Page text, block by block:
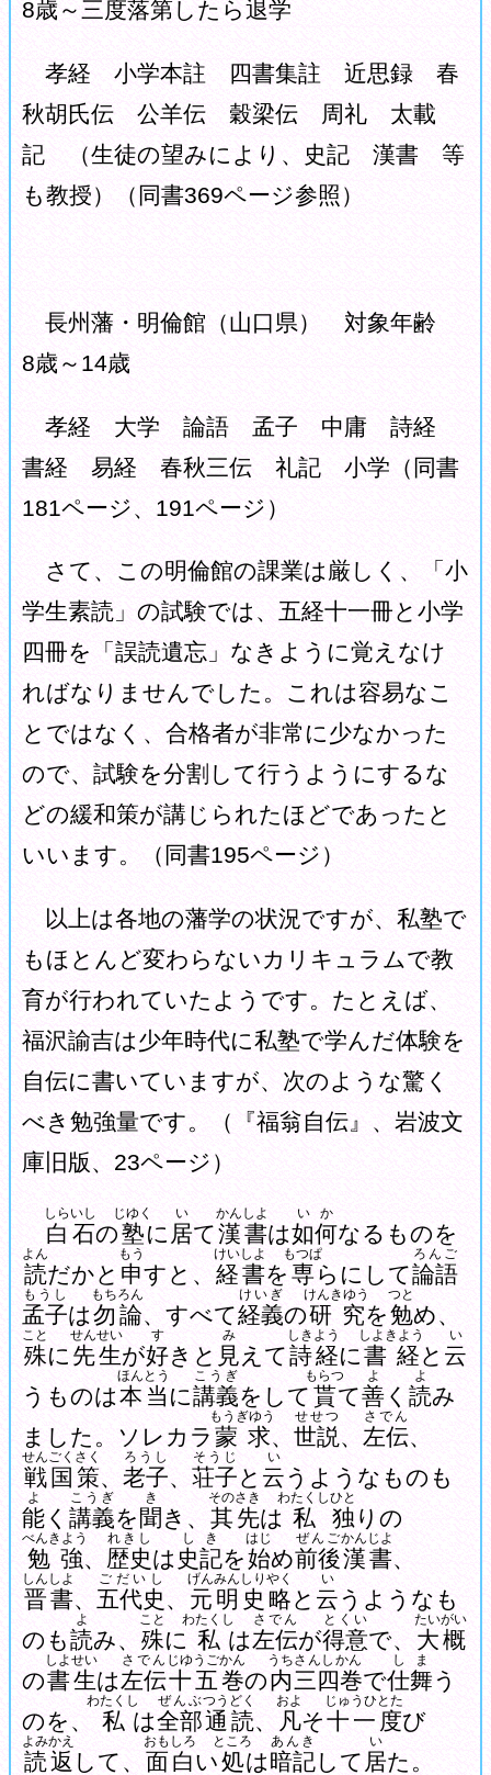
8歳～三度落第したら退学
孝経 小学本註 四書集註 近思録 春
秋胡氏伝 公羊伝 穀梁伝 周礼 太載
記 （生徒の望みにより、史記 漢書 等
も教授）（同書369ページ参照）
長州藩・明倫館（山口県） 対象年齢
8歳～14歳
孝経 大学 論語 孟子 中庸 詩経
書経 易経 春秋三伝 礼記 小学（同書
181ページ、191ページ）
さて、この明倫館の課業は厳しく、「小
学生素読」の試験では、五経十一冊と小学
四冊を「誤読遺忘」なきように覚えなけ
ればなりませんでした。これは容易なこ
とではなく、合格者が非常に少なかった
ので、試験を分割して行うようにするな
どの緩和策が講じられたほどであったと
いいます。（同書195ページ）
以上は各地の藩学の状況ですが、私塾で
もほとんど変わらないカリキュラムで教
育が行われていたようです。たとえば、
福沢諭吉は少年時代に私塾で学んだ体験を
自伝に書いていますが、次のような驚く
べき勉強量です。（『福翁自伝』、岩波文
庫旧版、23ページ）
白石
しらいし
の塾
じゆく
に 居
い
て漢書
かんしよ
は如何
いか
なるものを
読
よん
だかと 申
もう
すと、 経書
けいしよ
を 専
もつぱ
らにして論語
ろんご
孟子
もうし
は勿論
もちろん
、すべて経義
けいぎ
の研究
けんきゆう
を勉
つと
め、
殊
こと
に 先生
せんせい
が好
す
きと 見
み
えて詩経
しきよう
に 書経
しよきよう
と 云
い
うものは本当
ほんとう
に講義
こうぎ
をして 貰
もらつ
て善
よ
く 読
よ
み
ました。ソレカラ 蒙求
もうぎゆう
、 世説
せせつ
、 左伝
さでん
、
戦国策
せんごくさく
、 老子
ろうし
、 荘子
そうじ
と 云
い
うようなものも
能
よ
く 講義
こうぎ
を 聞
き
き、 其先
そのさき
は 私
わたくし
独
ひと
りの
勉強
べんきよう
、 歴史
れきし
は 史記
しき
を始
はじ
め前後
ぜんご
漢書
かんじよ
、
晋書
しんしよ
、 五代史
ごだいし
、 元明史略
げんみんしりやく
と 云
い
うようなも
のも読
よ
み、 殊
こと
に 私
わたくし
は左伝
さでん
が得意
とくい
で、 大概
たいがい
の書生
しよせい
は左伝
さでん
十五巻
じゆうごかん
の内
うち
三四巻
さんしかん
で仕舞
しま
う
のを、
私
わたくし
は全部
ぜんぶ
通読
つうどく
、 凡
およ
そ十一度
じゅうひとた
び
読返
よみかえ
して、 面白
おもしろ
い処
ところ
は暗記
あんき
して 居
い
た。